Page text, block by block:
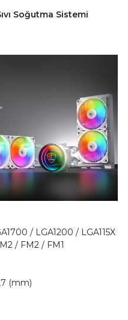
Soğutma Sistemi
/ LGA1200 / LGA115X
/ FM2 / FM1
(mm)